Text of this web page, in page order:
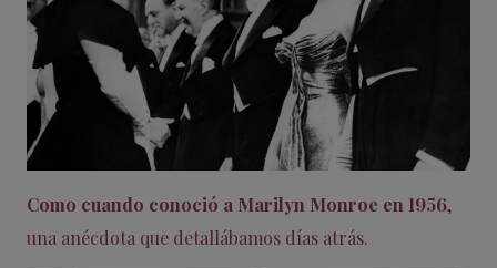
Como cuando conoció a Marilyn Monroe en 1956,
una anécdota que detallábamos días atrás.